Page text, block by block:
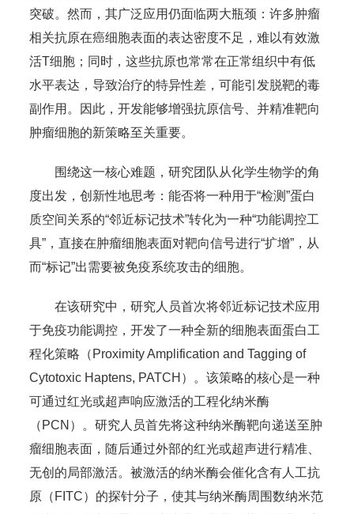
突破。然而，其广泛应用仍面临两大瓶颈：许多肿瘤
相关抗原在癌细胞表面的表达密度不足，难以有效激
活T细胞；同时，这些抗原也常常在正常组织中有低
水平表达，导致治疗的特异性差，可能引发脱靶的毒
副作用。因此，开发能够增强抗原信号、并精准靶向
肿瘤细胞的新策略至关重要。
围绕这一核心难题，研究团队从化学生物学的角
度出发，创新性地思考：能否将一种用于“检测”蛋白
质空间关系的“邻近标记技术”转化为一种“功能调控工
具”，直接在肿瘤细胞表面对靶向信号进行“扩增”，从
而“标记”出需要被免疫系统攻击的细胞。
在该研究中，研究人员首次将邻近标记技术应用
于免疫功能调控，开发了一种全新的细胞表面蛋白工
程化策略（Proximity Amplification and Tagging of
Cytotoxic Haptens, PATCH）。该策略的核心是一种
可通过红光或超声响应激活的工程化纳米酶
（PCN）。研究人员首先将这种纳米酶靶向递送至肿
瘤细胞表面，随后通过外部的红光或超声进行精准、
无创的局部激活。被激活的纳米酶会催化含有人工抗
原（FITC）的探针分子，使其与纳米酶周围数纳米范